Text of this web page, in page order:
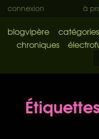
connexion à
blogvipère catégories
chroniques